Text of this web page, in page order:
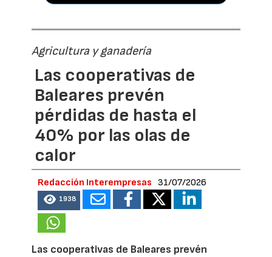
Agricultura y ganadería
Las cooperativas de
Baleares prevén
pérdidas de hasta el
40% por las olas de
calor
Redacción Interempresas 31/07/2026
1938
Las cooperativas de Baleares prevén